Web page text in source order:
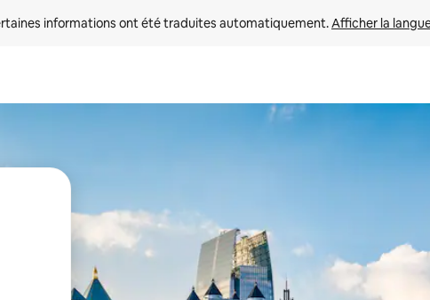
informations ont été traduites automatiquement. Afficher la